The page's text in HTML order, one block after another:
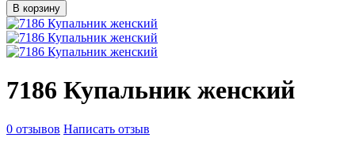
В корзину
7186 Купальник женский
0 отзывов Написать отзыв